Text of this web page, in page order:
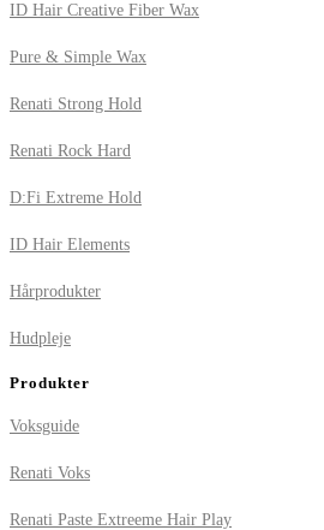
ID Hair Creative Fiber Wax
Pure & Simple Wax
Renati Strong Hold
Renati Rock Hard
D:Fi Extreme Hold
ID Hair Elements
Hårprodukter
Hudpleje
Produkter
Voksguide
Renati Voks
Renati Paste Extreeme Hair Play